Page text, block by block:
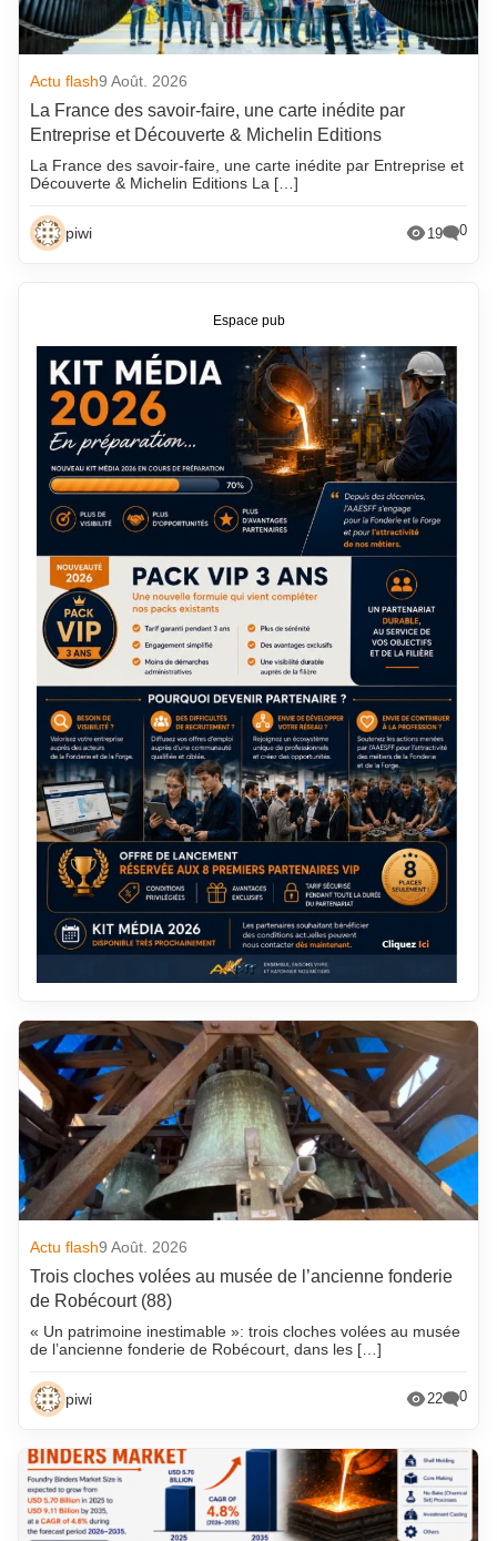
Actu flash9 Août. 2026
La France des savoir-faire, une carte inédite par
Entreprise et Découverte & Michelin Editions
La France des savoir-faire, une carte inédite par Entreprise et
Découverte & Michelin Editions La […]
piwi 19 0
Actu flash9 Août. 2026
Trois cloches volées au musée de l’ancienne fonderie
de Robécourt (88)
« Un patrimoine inestimable »: trois cloches volées au musée
de l’ancienne fonderie de Robécourt, dans les […]
piwi 22 0
Espace pub